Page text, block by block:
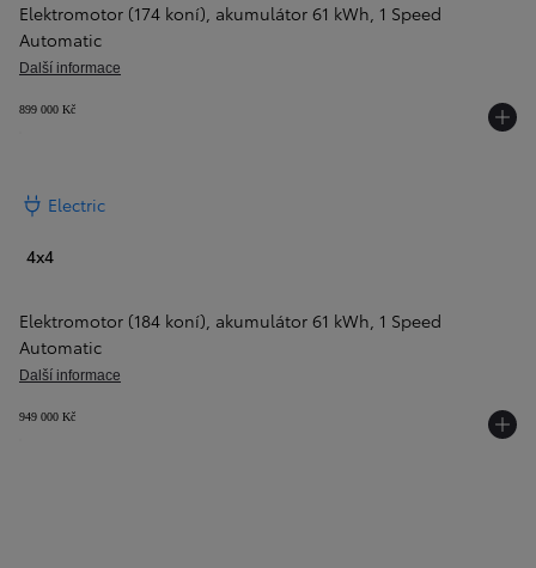
Elektromotor (174 koní), akumulátor 61 kWh, 1 Speed
Automatic
Další informace
899 000 Kč
Electric
4x4
Elektromotor (184 koní), akumulátor 61 kWh, 1 Speed
Automatic
Další informace
949 000 Kč